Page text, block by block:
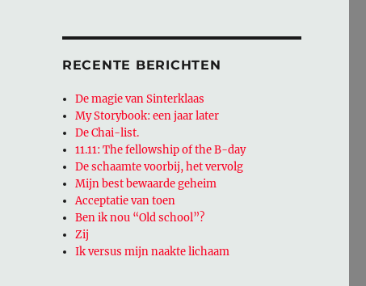
RECENTE BERICHTEN
De magie van Sinterklaas
My Storybook: een jaar later
De Chai-list.
11.11: The fellowship of the B-day
De schaamte voorbij, het vervolg
Mijn best bewaarde geheim
Acceptatie van toen
Ben ik nou “Old school”?
Zij
Ik versus mijn naakte lichaam